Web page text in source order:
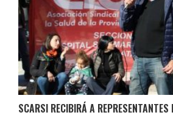
SCARSI RECIBIRÁ A REPRESENTANTES